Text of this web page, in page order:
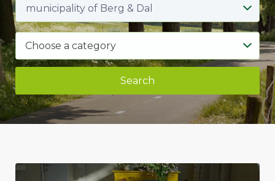
Choose a category
Search